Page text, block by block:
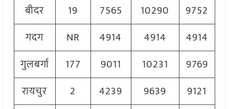
बीदर
19 7565 10290
9752
गदग
NR 4914 4914
4914
गुलबर्गा
177 9011 10231
9769
रायचुर
2 4239 9639
9121